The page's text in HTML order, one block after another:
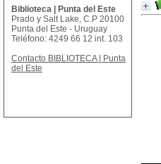
Biblioteca | Punta del Este
Prado y Salt Lake, C.P 20100
Punta del Este - Uruguay
Teléfono: 4249 66 12 int. 103
Contacto BIBLIOTECA | Punta
del Este